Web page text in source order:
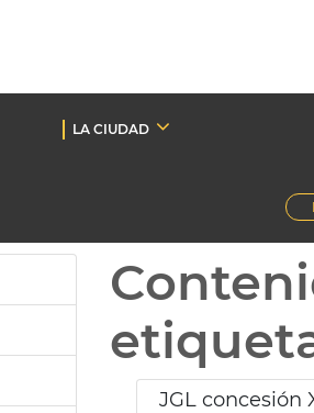
LA CIUDAD
JGL concesión